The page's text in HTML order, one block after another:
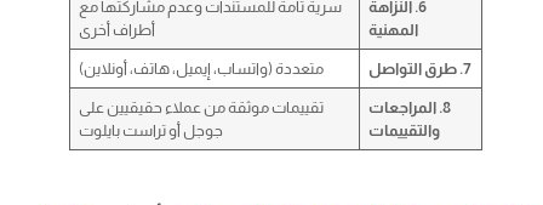
6. النزاهة
المهنية
سرية تامة للمستندات وعدم مشاركتها مع
أطراف أخرى
متعددة (واتساب، إيميل، هاتف، أونلاين)
8. المراجعات
والتقييمات
تقييمات موثقة من عملاء حقيقيين على
جوجل أو تراست بايلوت